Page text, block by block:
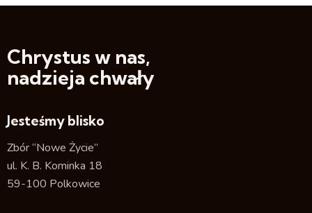
Chrystus w nas,
nadzieja chwały
Jesteśmy blisko
Zbór “Nowe Życie”
ul. K. B. Kominka 18
59-100 Polkowice